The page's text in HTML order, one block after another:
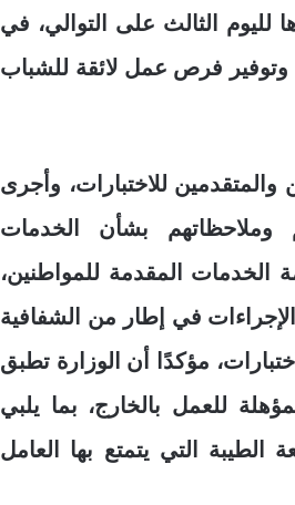
لليوم الثالث على التوالي، في
وتوفير فرص عمل لائقة للشباب
للاختبارات، وأجرى
بشأن الخدمات
الخدمات المقدمة للمواطنين،
في إطار من الشفافية
مؤكدًا أن الوزارة تطبق
للعمل بالخارج، بما يلبي
التي يتمتع بها العامل